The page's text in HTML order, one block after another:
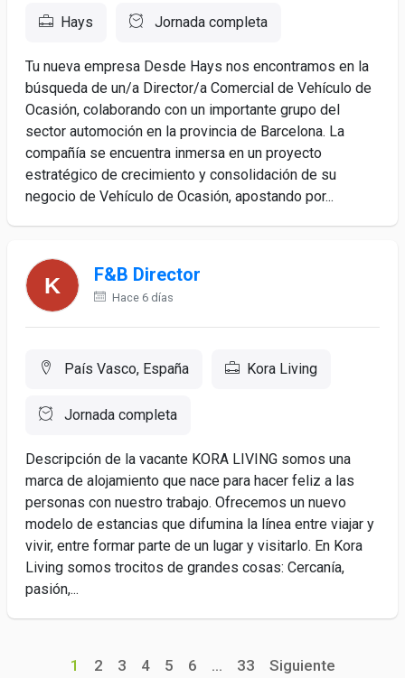
Hays Jornada completa
Tu nueva empresa Desde Hays nos encontramos en la
búsqueda de un/a Director/a Comercial de Vehículo de
Ocasión, colaborando con un importante grupo del
sector automoción en la provincia de Barcelona. La
compañía se encuentra inmersa en un proyecto
estratégico de crecimiento y consolidación de su
negocio de Vehículo de Ocasión, apostando por...
F&B Director
Hace 6 días
País Vasco, España Kora Living
Jornada completa
Descripción de la vacante KORA LIVING somos una
marca de alojamiento que nace para hacer feliz a las
personas con nuestro trabajo. Ofrecemos un nuevo
modelo de estancias que difumina la línea entre viajar y
vivir, entre formar parte de un lugar y visitarlo. En Kora
Living somos trocitos de grandes cosas: Cercanía,
pasión,...
1 2 3 4 5 6 ... 33 Siguiente